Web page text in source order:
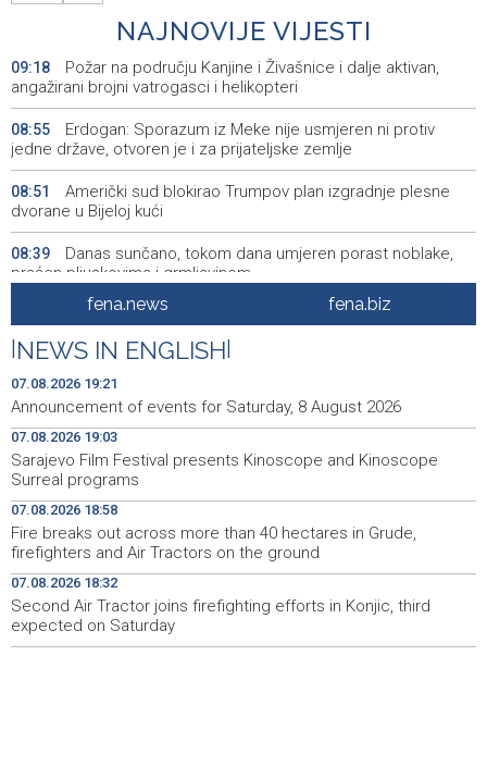
NAJNOVIJE VIJESTI
09:18
Požar na području Kanjine i Živašnice i dalje aktivan,
angažirani brojni vatrogasci i helikopteri
08:55
Erdogan: Sporazum iz Meke nije usmjeren ni protiv
jedne države, otvoren je i za prijateljske zemlje
08:51
Američki sud blokirao Trumpov plan izgradnje plesne
dvorane u Bijeloj kući
08:39
Danas sunčano, tokom dana umjeren porast noblake,
praćen pljuskovima i grmljavinom
Duge kolone vozila na graničnim prelazim na izlazu iz
BiH
08:29
Deset zeničkih rudara četvrtu noć ostali u jami
Raspotočje
08:25
Podrška najmlađima: U Mostaru podijeljeno 50 ruksaka
sa školskim priborom
08:25 Najave događaja za 8. 8. 2026. godine (subota)
08:20
Etnofest Didak čuva hercegovačku tradiciju kroz
pjesmu, običaje i gastronomiju
08:09
Civilna zaštita Posušje upozorava na opasnost od
požara na Blidinju
fena.news fena.biz
NEWS IN ENGLISH
07.08.2026 19:21
Announcement of events for Saturday, 8 August 2026
07.08.2026 19:03
Sarajevo Film Festival presents Kinoscope and Kinoscope
Surreal programs
07.08.2026 18:58
Fire breaks out across more than 40 hectares in Grude,
firefighters and Air Tractors on the ground
07.08.2026 18:32
Second Air Tractor joins firefighting efforts in Konjic, third
expected on Saturday